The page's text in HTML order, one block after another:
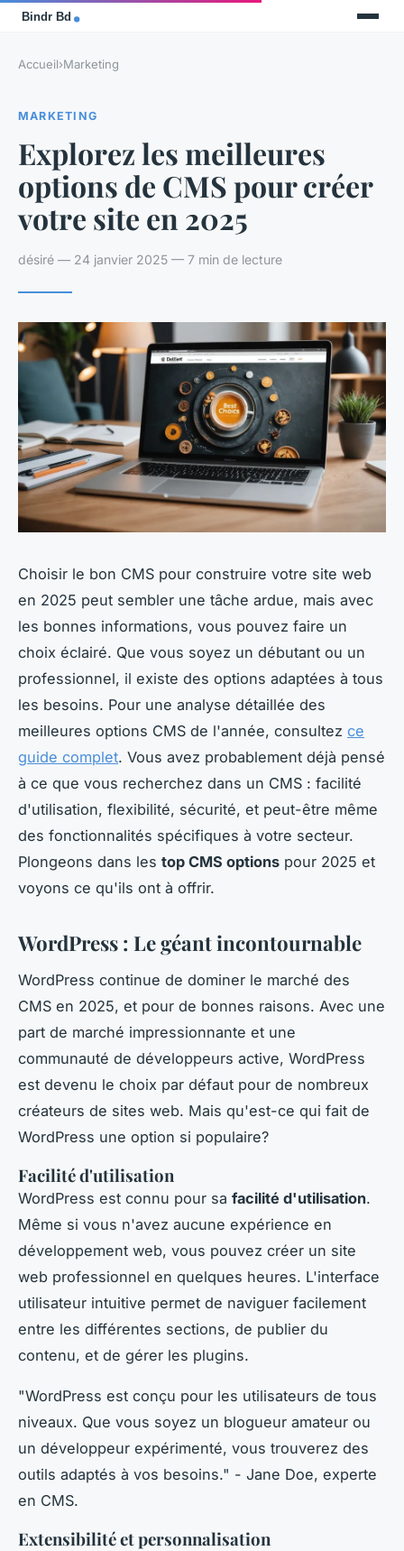
Accueil›Marketing
MARKETING
Explorez les meilleures
options de CMS pour créer
votre site en 2025
désiré — 24 janvier 2025 — 7 min de lecture
Choisir le bon CMS pour construire votre site web
en 2025 peut sembler une tâche ardue, mais avec
les bonnes informations, vous pouvez faire un
choix éclairé. Que vous soyez un débutant ou un
professionnel, il existe des options adaptées à tous
les besoins. Pour une analyse détaillée des
meilleures options CMS de l'année, consultez ce
guide complet. Vous avez probablement déjà pensé
à ce que vous recherchez dans un CMS : facilité
d'utilisation, flexibilité, sécurité, et peut-être même
des fonctionnalités spécifiques à votre secteur.
Plongeons dans les top CMS options pour 2025 et
voyons ce qu'ils ont à offrir.
WordPress : Le géant incontournable
WordPress continue de dominer le marché des
CMS en 2025, et pour de bonnes raisons. Avec une
part de marché impressionnante et une
communauté de développeurs active, WordPress
est devenu le choix par défaut pour de nombreux
créateurs de sites web. Mais qu'est-ce qui fait de
WordPress une option si populaire?
Facilité d'utilisation
WordPress est connu pour sa facilité d'utilisation.
Même si vous n'avez aucune expérience en
développement web, vous pouvez créer un site
web professionnel en quelques heures. L'interface
utilisateur intuitive permet de naviguer facilement
entre les différentes sections, de publier du
contenu, et de gérer les plugins.
"WordPress est conçu pour les utilisateurs de tous
niveaux. Que vous soyez un blogueur amateur ou
un développeur expérimenté, vous trouverez des
outils adaptés à vos besoins." - Jane Doe, experte
en CMS.
Extensibilité et personnalisation